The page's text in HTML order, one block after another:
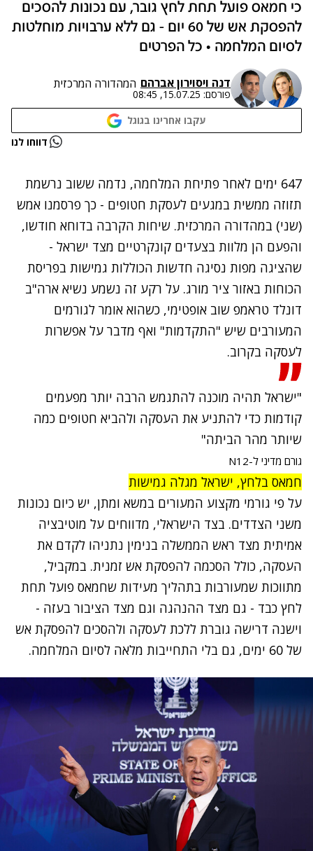
כי חמאס פועל תחת לחץ גובר, עם נכונות להסכים
להפסקת אש של 60 יום - גם ללא ערבויות מוחלטות
לסיום המלחמה • כל הפרטים
דנה ויסוירון אברהם המהדורה המרכזית
פורסם: 15.07.25, 08:45
עקבו אחרינו בגוגל
נתקלנו בבעיה דווחו לנו
647 ימים לאחר פתיחת המלחמה, נדמה ששוב נרשמת
תזוזה ממשית במגעים לעסקת חטופים - כך פרסמנו אמש
(שני) במהדורה המרכזית. שיחות הקרבה בדוחא חודשו,
והפעם הן מלוות בצעדים קונקרטיים מצד ישראל -
שהציגה מפות נסיגה חדשות הכוללות גמישות בפריסת
הכוחות באזור ציר מורג. על רקע זה נשמע נשיא ארה"ב
דונלד טראמפ שוב אופטימי, כשהוא אומר לגורמים
המעורבים שיש "התקדמות" ואף מדבר על אפשרות
לעסקה בקרוב.
"ישראל תהיה מוכנה להתגמש הרבה יותר מפעמים
קודמות כדי להתניע את העסקה ולהביא חטופים כמה
שיותר מהר הביתה"
גורם מדיני ל-N12
חמאס בלחץ, ישראל מגלה גמישות
על פי גורמי מקצוע המעורים במשא ומתן, יש כיום נכונות
משני הצדדים. בצד הישראלי, מדווחים על מוטיבציה
אמיתית מצד ראש הממשלה בנימין נתניהו לקדם את
העסקה, כולל הסכמה להפסקת אש זמנית. במקביל,
מתווכות שמעורבות בתהליך מעידות שחמאס פועל תחת
לחץ כבד - גם מצד ההנהגה וגם מצד הציבור בעזה -
וישנה דרישה גוברת ללכת לעסקה ולהסכים להפסקת אש
של 60 ימים, גם בלי התחייבות מלאה לסיום המלחמה.